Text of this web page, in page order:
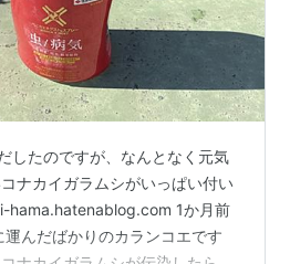
したのですが、なんとなく元気
ナカイガラムシがいっぱい付い
hama.hatenablog.com 1か月前
んだばかりのカランコエです